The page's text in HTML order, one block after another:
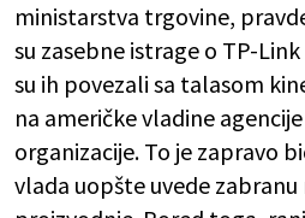
ministarstva trgovine,
su zasebne istrage o TP-
su ih povezali sa talasom
na američke vladine
organizacije. To je zapravo
vlada uopšte uvede